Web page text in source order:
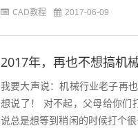
们就可以尝试恢复CAD的默认
CAD教程 2017-06-09
2017年，再也不想搞机
我要大声说：机械行业老子再
想说了！ 对不起，父母给你们
说总是想等到稍闲的时候打个